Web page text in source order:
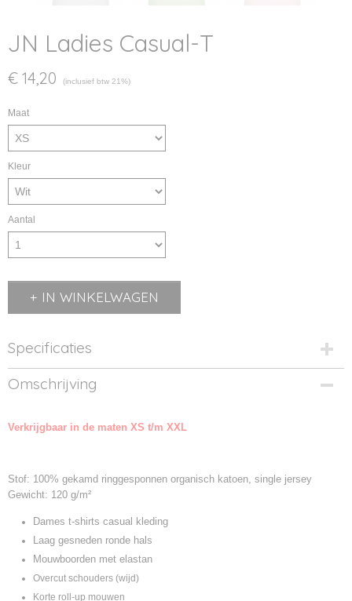
JN Ladies Casual-T
€ 14,20 (inclusief btw 21%)
Maat
Kleur
Aantal
IN WINKELWAGEN
Specificaties
Productcode
8005-01
8005
Omschrijving
Verkrijgbaar in de maten XS t/m XXL
Stof: 100% gekamd ringgesponnen organisch katoen, single jersey
Gewicht: 120 g/m²
Dames t-shirts casual kleding
Laag gesneden ronde hals
Mouwboorden met elastan
Overcut schouders (wijd)
Korte roll-up mouwen